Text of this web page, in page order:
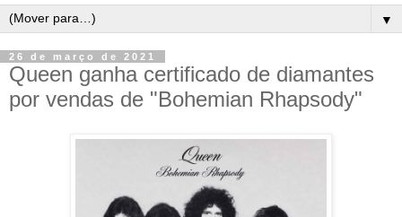
▼
26 de março de 2021
Queen ganha certificado de diamantes
por vendas de "Bohemian Rhapsody"